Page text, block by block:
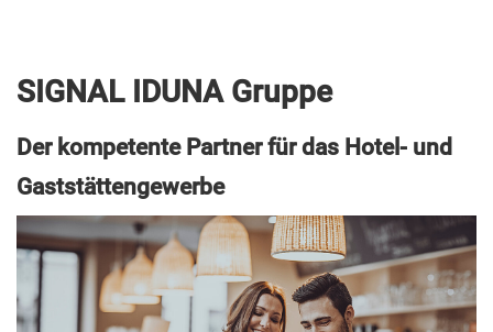
SIGNAL IDUNA Gruppe
Der kompetente Partner für das Hotel- und
Gaststättengewerbe